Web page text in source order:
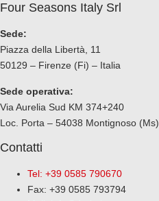
Four Seasons Italy Srl
Sede:
Piazza della Libertà, 11
50129 – Firenze (Fi) – Italia
Sede operativa:
Via Aurelia Sud KM 374+240
Loc. Porta – 54038 Montignoso (Ms)
Contatti
Tel: +39 0585 790670
Fax: +39 0585 793794